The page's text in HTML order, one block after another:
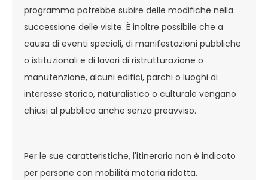
programma potrebbe subire delle modifiche nella
successione delle visite. È inoltre possibile che a
causa di eventi speciali, di manifestazioni pubbliche
o istituzionali e di lavori di ristrutturazione o
manutenzione, alcuni edifici, parchi o luoghi di
interesse storico, naturalistico o culturale vengano
chiusi al pubblico anche senza preavviso.
Per le sue caratteristiche, l'itinerario non è indicato
per persone con mobilità motoria ridotta.